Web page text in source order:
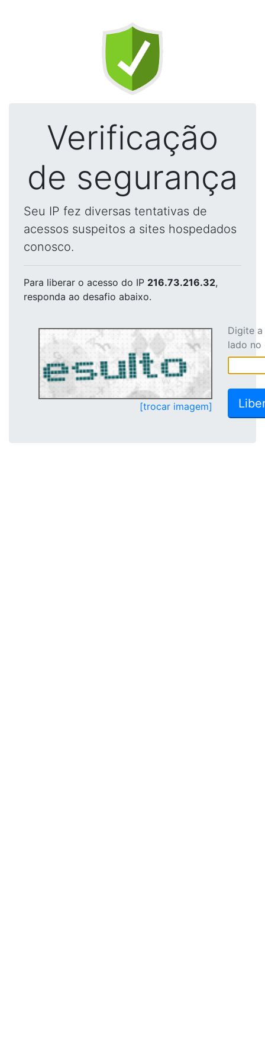
Verificação
de segurança
Seu IP fez diversas tentativas de
acessos suspeitos a sites hospedados
conosco.
Para liberar o acesso do IP 216.73.216.32,
responda ao desafio abaixo.
[trocar imagem]
Digite
lado no